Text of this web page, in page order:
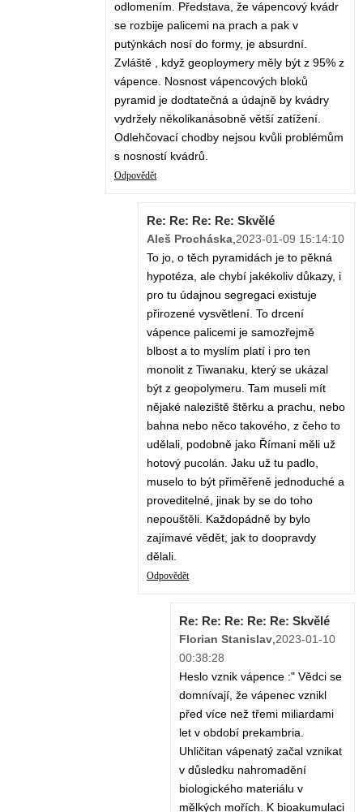
odlomením. Představa, že vápencový kvádr
se rozbije palicemi na prach a pak v
putýnkách nosí do formy, je absurdní.
Zvláště , když geoploymery měly být z 95% z
vápence. Nosnost vápencových bloků
pyramid je dodtatečná a údajně by kvádry
vydržely několikanásobně větší zatížení.
Odlehčovací chodby nejsou kvůli problémům
s nosností kvádrů.
Odpovědět
Re: Re: Re: Re: Skvělé
Aleš Procháska 2023-01-09 15:14:10
To jo, o těch pyramidách je to pěkná
hypotéza, ale chybí jakékoliv důkazy, i
pro tu údajnou segregaci existuje
přirozené vysvětlení. To drcení
vápence palicemi je samozřejmě
blbost a to myslím platí i pro ten
monolit z Tiwanaku, který se ukázal
být z geopolymeru. Tam museli mít
nějaké naleziště štěrku a prachu, nebo
bahna nebo něco takového, z čeho to
udělali, podobně jako Římani měli už
hotový pucolán. Jaku už tu padlo,
muselo to být přiměřeně jednoduché a
proveditelné, jinak by se do toho
nepouštěli. Každopádně by bylo
zajímavé vědět, jak to doopravdy
dělali.
Odpovědět
Re: Re: Re: Re: Re: Skvělé
Florian Stanislav 2023-01-10
00:38:28
Heslo vznik vápence :" Vědci se
domnívají, že vápenec vznikl
před více než třemi miliardami
let v období prekambria.
Uhličitan vápenatý začal vznikat
v důsledku nahromadění
biologického materiálu v
mělkých mořích. K bioakumulaci